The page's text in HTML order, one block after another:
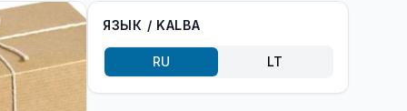
ЯЗЫК / KALBA
RU LT